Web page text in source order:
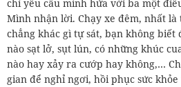
chỉ yêu cầu mình hứa với ba một
Mình nhận lời. Chạy xe đêm, nhất
chẳng khác gì tự sát, bạn không biết
nào sạt lở, sụt lún, có những khúc
nào hay xảy ra cướp hay không,…
gian để nghỉ ngơi, hồi phục sức